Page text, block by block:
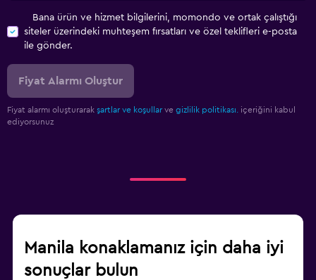
Bana ürün ve hizmet bilgilerini, momondo ve ortak çalıştığı
siteler üzerindeki muhteşem fırsatları ve özel teklifleri e-posta
ile gönder.
Fiyat Alarmı Oluştur
Fiyat alarmı oluşturarak şartlar ve koşullar ve gizlilik politikası.
içeriğini kabul
ediyorsunuz
Manila konaklamanız için daha iyi
sonuçlar bulun